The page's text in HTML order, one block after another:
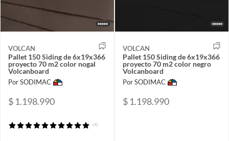
VOLCAN
Pallet 150 Siding de 6x19x366
proyecto 70 m2 color nogal
Volcanboard
Por SODIMAC
$ 1.198.990
(4)
VOLCAN
Pallet 150 Siding de 6x19x366
proyecto 70 m2 color negro
Volcanboard
Por SODIMAC
$ 1.198.990